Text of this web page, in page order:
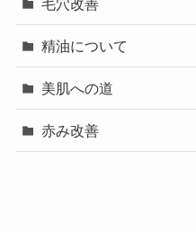
毛穴改善
精油について
美肌への道
赤み改善